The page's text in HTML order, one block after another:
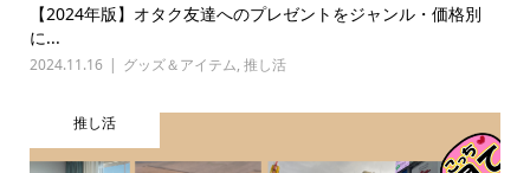
【2024年版】オタク友達へのプレゼントをジャンル・価格別
に...
2024.11.16 グッズ＆アイテム, 推し活
推し活